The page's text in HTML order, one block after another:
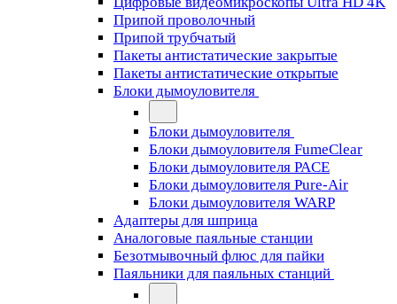
Припой проволочный
Припой трубчатый
Пакеты антистатические закрытые
Пакеты антистатические открытые
Блоки дымоуловителя
Блоки дымоуловителя
Блоки дымоуловителя FumeClear
Блоки дымоуловителя PACE
Блоки дымоуловителя Pure-Air
Блоки дымоуловителя WARP
Адаптеры для шприца
Аналоговые паяльные станции
Безотмывочный флюс для пайки
Паяльники для паяльных станций